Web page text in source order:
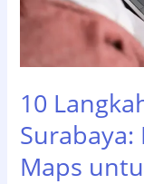
10
Maps